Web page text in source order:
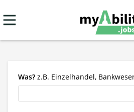
Was? z.B. Einzelhandel,